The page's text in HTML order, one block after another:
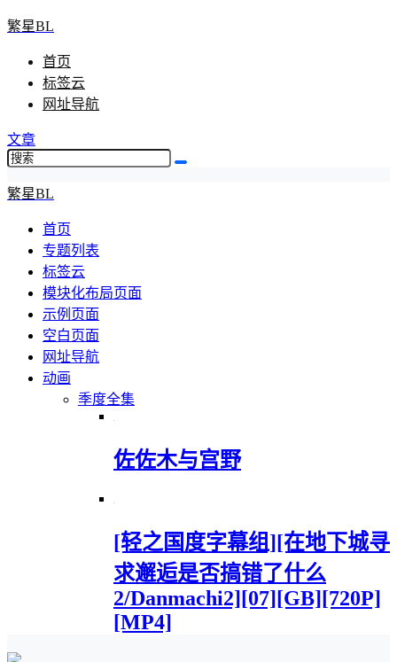
繁星BL
首页
标签云
网址导航
文章
繁星BL
首页
专题列表
标签云
模块化布局页面
示例页面
空白页面
网址导航
动画
季度全集
佐佐木与宫野
[轻之国度字幕组][在地下城寻
求邂逅是否搞错了什么
2/Danmachi2][07][GB][720P]
[MP4]